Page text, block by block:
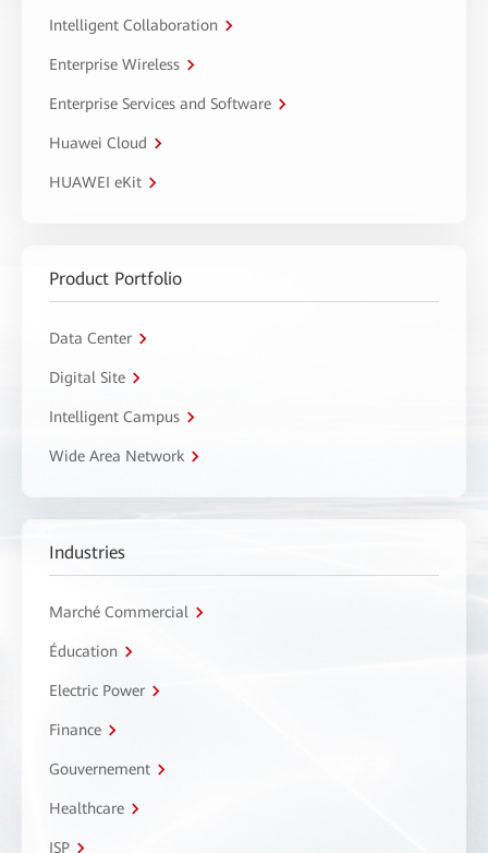
Intelligent Collaboration
Enterprise Wireless
Enterprise Services and Software
Huawei Cloud
HUAWEI eKit
Product Portfolio
Data Center
Digital Site
Intelligent Campus
Wide Area Network
Industries
Marché Commercial
Éducation
Electric Power
Finance
Gouvernement
Healthcare
ISP